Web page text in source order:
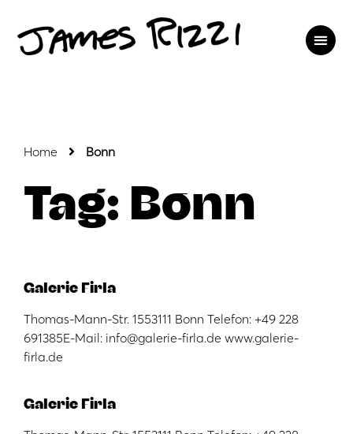
Home Bonn
Tag: Bonn
Galerie Firla
Thomas-Mann-Str. 1553111 Bonn Telefon: +49 228
691385E-Mail: info@galerie-firla.de www.galerie-
firla.de
Galerie Firla